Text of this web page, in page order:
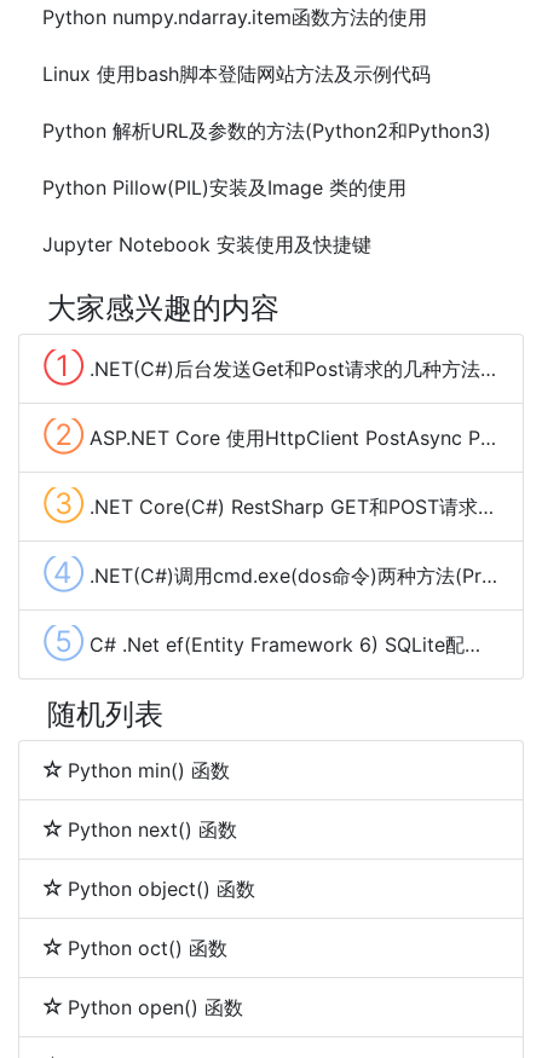
Python numpy.ndarray.item函数方法的使用
Linux 使用bash脚本登陆网站方法及示例代码
Python 解析URL及参数的方法(Python2和Python3)
Python Pillow(PIL)安装及Image 类的使用
Jupyter Notebook 安装使用及快捷键
大家感兴趣的内容
① .NET(C#)后台发送Get和Post请求的几种方法总结
② ASP.NET Core 使用HttpClient PostAsync POST Json数据
③ .NET Core(C#) RestSharp GET和POST请求、下载大文件及cookie管理
④ .NET(C#)调用cmd.exe(dos命令)两种方法(Process,Cli)
⑤ C# .Net ef(Entity Framework 6) SQLite配置使用(codefirst)
随机列表
Python min() 函数
Python next() 函数
Python object() 函数
Python oct() 函数
Python open() 函数